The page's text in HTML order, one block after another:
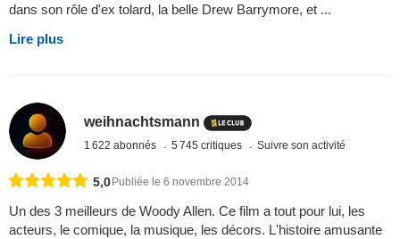
dans son rôle d'ex tolard, la belle Drew Barrymore, et ...
Lire plus
weihnachtsmann
1 622 abonnés 5 745 critiques Suivre son activité
5,0 Publiée le 6 novembre 2014
Un des 3 meilleurs de Woody Allen. Ce film a tout pour lui, les
acteurs, le comique, la musique, les décors. L'histoire amusante